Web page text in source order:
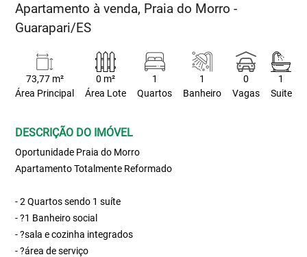
Apartamento à venda, Praia do Morro -
Guarapari/ES
73,77 m²
Área Principal
0 m²
Área Lote
1
Quartos
1
Banheiro
0
Vagas
1
Suite
DESCRIÇÃO DO IMÓVEL
Oportunidade Praia do Morro
Apartamento Totalmente Reformado
- 2 Quartos sendo 1 suíte
- ?1 Banheiro social
- ?sala e cozinha integrados
- ?área de serviço